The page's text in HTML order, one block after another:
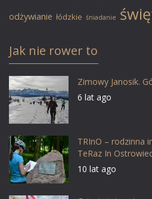
odżywianie łódzkie śniadanie
Jak nie rower to
Zimowy Janosik.
6 lat ago
TRInO – rodzinna
TeRaz In
10 lat ago